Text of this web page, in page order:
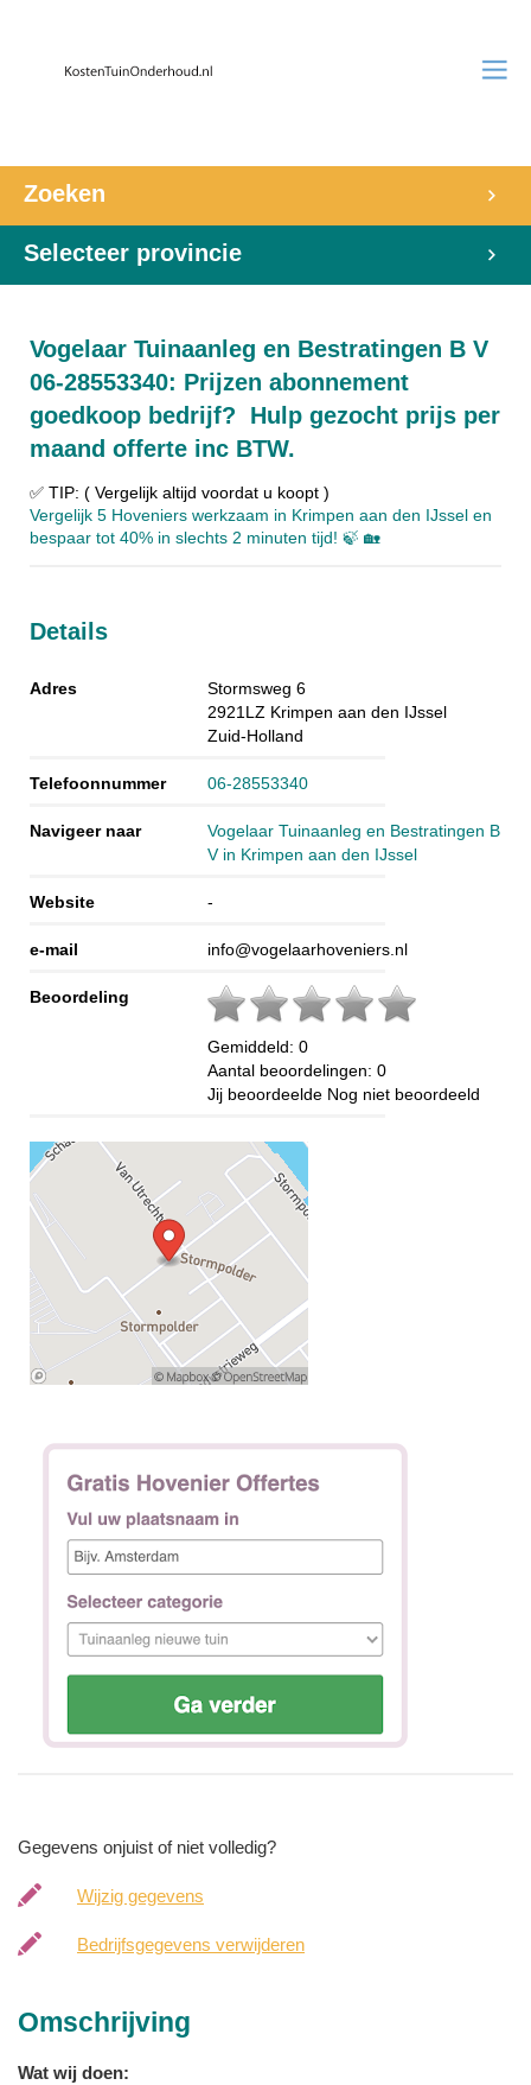
Zoeken
Selecteer provincie
Vogelaar Tuinaanleg en Bestratingen B V
06-28553340: Prijzen abonnement
goedkoop bedrijf? Hulp gezocht prijs per
maand offerte inc BTW.
✅ TIP: ( Vergelijk altijd voordat u koopt )
Vergelijk 5 Hoveniers werkzaam in Krimpen aan den IJssel en
bespaar tot 40% in slechts 2 minuten tijd! 🍃 🏡
Details
Adres
Stormsweg 6
2921LZ Krimpen aan den IJssel
Zuid-Holland
Telefoonnummer 06-28553340
Navigeer naar
Vogelaar Tuinaanleg en Bestratingen B
V in Krimpen aan den IJssel
Website -
e-mail info@vogelaarhoveniers.nl
Beoordeling
Gemiddeld: 0
Aantal beoordelingen: 0
Jij beoordeelde Nog niet beoordeeld
Gegevens onjuist of niet volledig?
Wijzig gegevens
Bedrijfsgegevens verwijderen
Omschrijving
Wat wij doen: